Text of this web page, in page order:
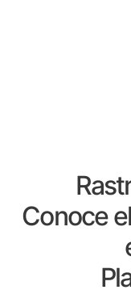
Conoce